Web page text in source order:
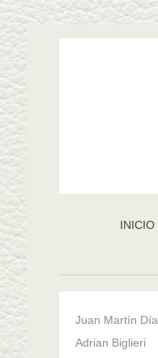
INICIO
Juan Martín
Adrian Biglieri